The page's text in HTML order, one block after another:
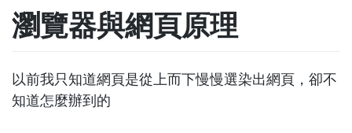
瀏覽器與網頁原理
以前我只知道網頁是從上而下慢慢選染出網頁，卻不
知道怎麼辦到的